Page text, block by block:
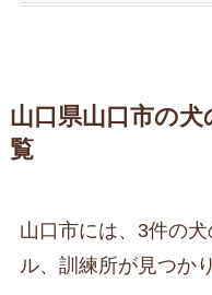
山口県山口市の
覧
山口市には、3件の
ル、訓練所が見つか